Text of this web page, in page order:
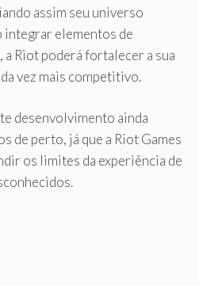
assim seu universo
integrar elementos de
Riot poderá fortalecer a sua
vez mais competitivo.
desenvolvimento ainda
de perto, já que a Riot Games
os limites da experiência de